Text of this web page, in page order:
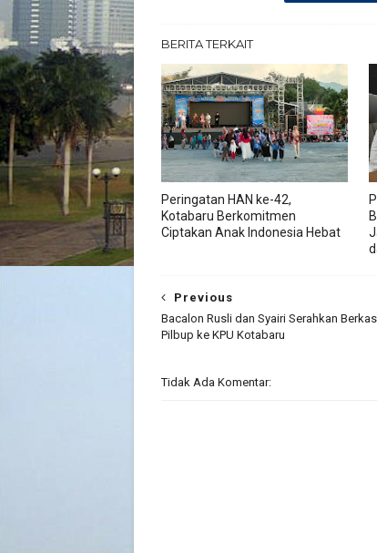
BERITA TERKAIT
Peringatan HAN ke-42,
Kotabaru Berkomitmen
Ciptakan Anak Indonesia Hebat
Previous
Bacalon Rusli dan Syairi Serahkan
Pilbup ke KPU Kotabaru
Tidak Ada Komentar: